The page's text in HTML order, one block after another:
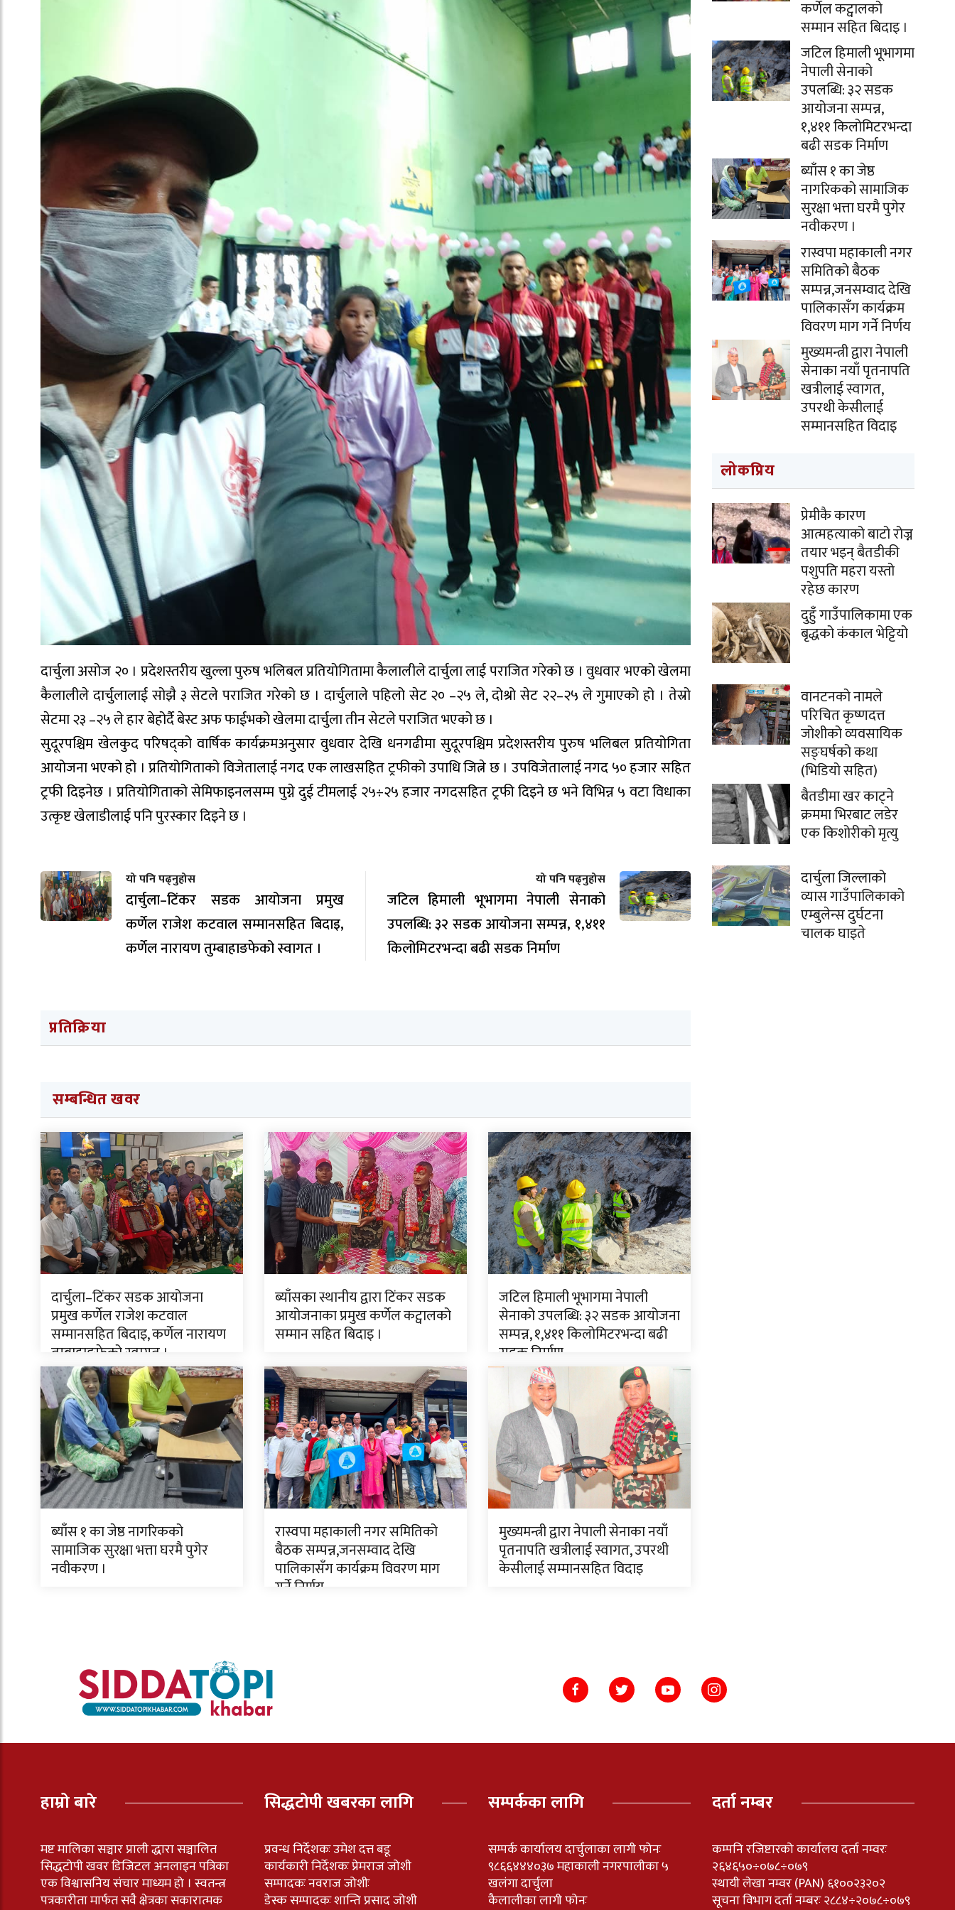
दार्चुला असोज २० । प्रदेशस्तरीय खुल्ला पुरुष भलिबल प्रतियोगितामा कैलालीले दार्चुला लाई पराजित गरेको छ । वुधवार भएको खेलमा
कैलालीले दार्चुलालाई सोझै ३ सेटले पराजित गरेको छ । दार्चुलाले पहिलो सेट २० –२५ ले, दोश्रो सेट २२–२५ ले गुमाएको हो । तेस्रो
सेटमा २३ –२५ ले हार बेहोर्दै बेस्ट अफ फाईभको खेलमा दार्चुला तीन सेटले पराजित भएको छ ।
सुदूरपश्चिम खेलकुद परिषद्को वार्षिक कार्यक्रमअनुसार वुधवार देखि धनगढीमा सुदूरपश्चिम प्रदेशस्तरीय पुरुष भलिबल प्रतियोगिता
आयोजना भएको हो । प्रतियोगिताको विजेतालाई नगद एक लाखसहित ट्रफीको उपाधि जित्ने छ । उपविजेतालाई नगद ५० हजार सहित
ट्रफी दिइनेछ । प्रतियोगिताको सेमिफाइनलसम्म पुग्ने दुई टीमलाई २५÷२५ हजार नगदसहित ट्रफी दिइने छ भने विभिन्न ५ वटा विधाका
उत्कृष्ट खेलाडीलाई पनि पुरस्कार दिइने छ ।
यो पनि पढ्नुहोस
दार्चुला–टिंकर सडक आयोजना प्रमुख
कर्णेल राजेश कटवाल सम्मानसहित बिदाइ,
कर्णेल नारायण तुम्बाहाङफेको स्वागत ।
यो पनि पढ्नुहोस
जटिल हिमाली भूभागमा नेपाली सेनाको
उपलब्धि: ३२ सडक आयोजना सम्पन्न, १,४११
किलोमिटरभन्दा बढी सडक निर्माण
प्रतिक्रिया
सम्बन्धित खवर
दार्चुला–टिंकर सडक आयोजना
प्रमुख कर्णेल राजेश कटवाल
सम्मानसहित बिदाइ, कर्णेल नारायण
तुम्बाहाङफेको स्वागत ।
ब्याँसका स्थानीय द्वारा टिंकर सडक
आयोजनाका प्रमुख कर्णेल कट्वालको
सम्मान सहित बिदाइ ।
जटिल हिमाली भूभागमा नेपाली
सेनाको उपलब्धि: ३२ सडक आयोजना
सम्पन्न, १,४११ किलोमिटरभन्दा बढी
सडक निर्माण
ब्याँस १ का जेष्ठ नागरिकको
सामाजिक सुरक्षा भत्ता घरमै पुगेर
नवीकरण ।
रास्वपा महाकाली नगर समितिको
बैठक सम्पन्न,जनसम्वाद देखि
पालिकासँग कार्यक्रम विवरण माग
गर्ने निर्णय
मुख्यमन्त्री द्वारा नेपाली सेनाका नयाँ
पृतनापति खत्रीलाई स्वागत, उपरथी
केसीलाई सम्मानसहित विदाइ
कर्णेल कट्वालको
सम्मान सहित बिदाइ ।
जटिल हिमाली भूभागमा
नेपाली सेनाको
उपलब्धि: ३२ सडक
आयोजना सम्पन्न,
१,४११ किलोमिटरभन्दा
बढी सडक निर्माण
ब्याँस १ का जेष्ठ
नागरिकको सामाजिक
सुरक्षा भत्ता घरमै पुगेर
नवीकरण ।
रास्वपा महाकाली नगर
समितिको बैठक
सम्पन्न,जनसम्वाद देखि
पालिकासँग कार्यक्रम
विवरण माग गर्ने निर्णय
मुख्यमन्त्री द्वारा नेपाली
सेनाका नयाँ पृतनापति
खत्रीलाई स्वागत,
उपरथी केसीलाई
सम्मानसहित विदाइ
लोकप्रिय
प्रेमीकै कारण
आत्महत्याको बाटो रोज्न
तयार भइन् बैतडीकी
पशुपति महरा यस्तो
रहेछ कारण
दुहुँ गाउँपालिकामा एक
बृद्धको कंकाल भेट्टियो
वानटनको नामले
परिचित कृष्णदत्त
जोशीको व्यवसायिक
सङ्घर्षको कथा
(भिडियो सहित)
बैतडीमा खर काट्ने
क्रममा भिरबाट लडेर
एक किशोरीको मृत्यु
दार्चुला जिल्लाको
व्यास गाउँपालिकाको
एम्बुलेन्स दुर्घटना
चालक घाइते
हाम्रो बारे
मष्ट मालिका सञ्चार प्राली द्धारा सञ्चालित
सिद्धटोपी खवर डिजिटल अनलाइन पत्रिका
एक विश्वासनिय संचार माध्यम हो । स्वतन्त्र
पत्रकारीता मार्फत सवै क्षेत्रका सकारात्मक
सिद्धटोपी खबरका लागि
प्रवन्ध निर्देशकः उमेश दत्त बडू
कार्यकारी निर्देशकः प्रेमराज जोशी
सम्पादकः नवराज जोशीः
डेस्क सम्पादकः शान्ति प्रसाद जोशी
सम्पर्कका लागि
सम्पर्क कार्यालय दार्चुलाका लागी फोनः
९८६६४४४०३७ महाकाली नगरपालीका ५
खलंगा दार्चुला
कैलालीका लागी फोनः
दर्ता नम्बर
कम्पनि रजिष्टारको कार्यालय दर्ता नम्वरः
२६४६५०÷०७८÷०७९
स्थायी लेखा नम्वर (PAN) ६१००२३२०२
सूचना विभाग दर्ता नम्बरः २८८४÷२०७८÷०७९